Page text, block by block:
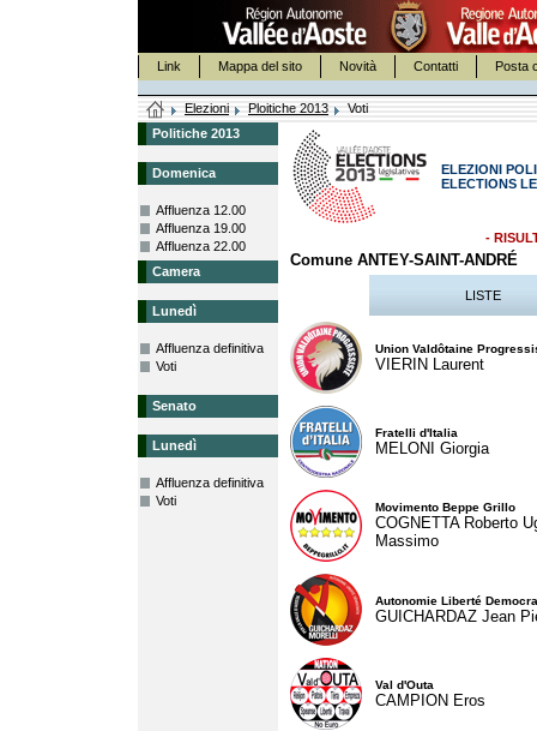
Link Mappa del sito Novità Contatti Posta
Elezioni Ploitiche 2013
Voti
Politiche 2013
Domenica
Affluenza 12.00
Affluenza 19.00
Affluenza 22.00
Camera
Lunedì
Affluenza definitiva
Voti
Senato
Lunedì
Affluenza definitiva
Voti
ELEZIONI
ELECTIONS
-
Comune ANTEY-SAINT-ANDRÉ
LISTE
Union Valdôtaine
VIERIN Laurent
Fratelli d'Italia
MELONI Giorgia
Movimento Beppe Grillo
COGNETTA Roberto
Massimo
Autonomie Liberté
GUICHARDAZ Jean
Val d'Outa
CAMPION Eros